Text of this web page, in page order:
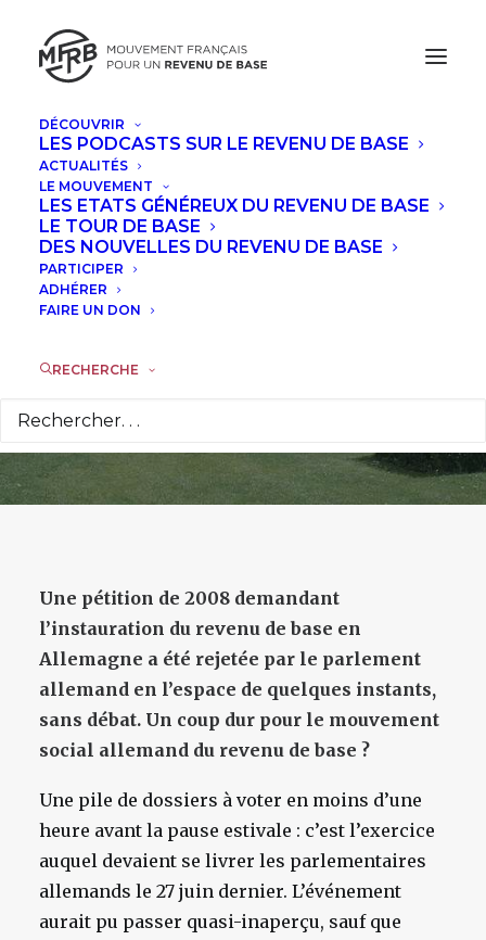
DÉCOUVRIR
LES PODCASTS SUR LE REVENU DE BASE
ACTUALITÉS
LE MOUVEMENT
LES ETATS GÉNÉREUX DU REVENU DE BASE
LE TOUR DE BASE
DES NOUVELLES DU REVENU DE BASE
PARTICIPER
ADHÉRER
FAIRE UN DON
RECHERCHE
Le parlement
allemand clôt sans
débat la pétition
pour le revenu de
6 JUILLET 2013
Une pétition de 2008 demandant
l’instauration du revenu de base en
Allemagne a été rejetée par le parlement
allemand en l’espace de quelques instants,
sans débat. Un coup dur pour le mouvement
social allemand du revenu de base ?
Une pile de dossiers à voter en moins d’une
heure avant la pause estivale : c’est l’exercice
auquel devaient se livrer les parlementaires
allemands le 27 juin dernier. L’événement
aurait pu passer quasi-inaperçu, sauf que